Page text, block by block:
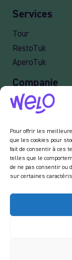
Pour offrir les
que les cookies pour
fait de consentir à ces
telles que le
de ne pas consentir ou
sur certaines
Services
Tour
RestoTuk
AperoTuk
Companie
Events
Delivery
Newsletter :